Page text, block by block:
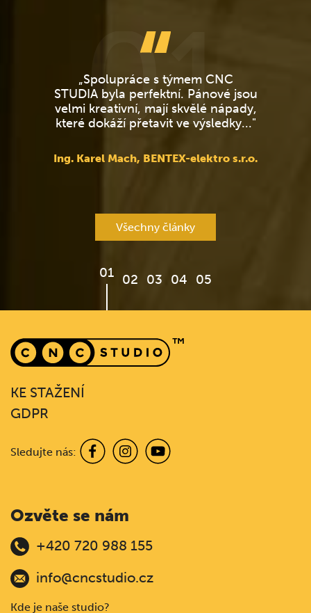
01
„Spolupráce s týmem CNC
STUDIA byla perfektní. Pánové jsou
velmi kreativní, mají skvělé nápady,
které dokáží přetavit ve výsledky..."
Ing. Karel Mach, BENTEX-elektro s.r.o.
01 02 03 04 05
Všechny články
KE STAŽENÍ
GDPR
Sledujte nás:
Ozvěte se nám
+420 720 988 155
info@cncstudio.cz
Kde je naše studio?